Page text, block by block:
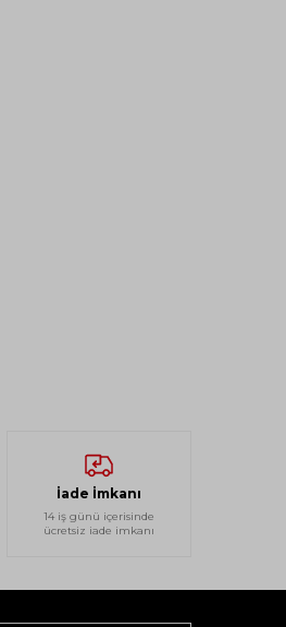
İade İmkanı
14 iş günü içerisinde
ücretsiz iade imkanı